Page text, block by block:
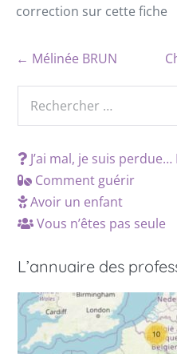
correction sur cette fiche
← Mélinée BRUN
J’ai mal, je suis
Comment guérir
Avoir un enfant
Vous n’êtes pas seule
L’annuaire des